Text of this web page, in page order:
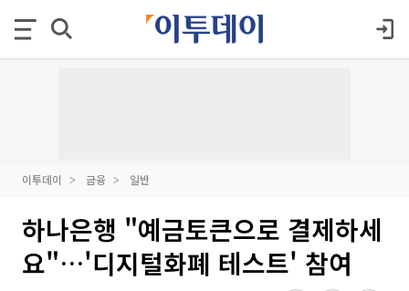
이투데이 금융 일반
하나은행 "예금토큰으로 결제하세
요"…'디지털화폐 테스트' 참여